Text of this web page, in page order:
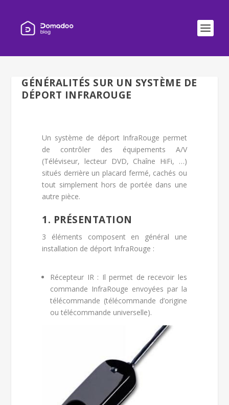
GÉNÉRALITÉS SUR UN SYSTÈME DE
DÉPORT INFRAROUGE
Un système de déport InfraRouge permet
de contrôler des équipements A/V
(Téléviseur, lecteur DVD, Chaîne HiFi, …)
situés derrière un placard fermé, cachés ou
tout simplement hors de portée dans une
autre pièce.
1. PRÉSENTATION
3 éléments composent en général une
installation de déport InfraRouge :
Récepteur IR : Il permet de recevoir les
commande InfraRouge envoyées par la
télécommande (télécommande d’origine
ou télécommande universelle).